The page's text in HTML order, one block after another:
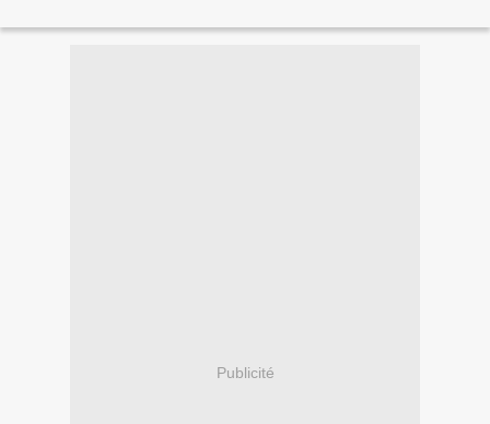
Publicité